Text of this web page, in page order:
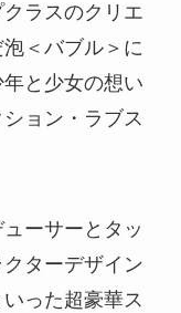
ラスのクリエ
＜バブル＞に
と少女の想い
ョン・ラブス
ーサーとタッ
ターデザイン
いった超豪華ス